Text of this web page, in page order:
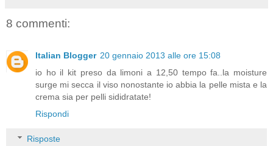
8 commenti:
Italian Blogger 20 gennaio 2013 alle ore 15:08
io ho il kit preso da limoni a 12,50 tempo fa..la moisture
surge mi secca il viso nonostante io abbia la pelle mista e la
crema sia per pelli sididratate!
Rispondi
Risposte